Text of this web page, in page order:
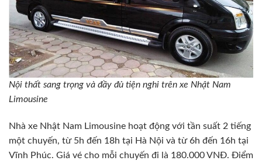
Nội thất sang trọng và đầy đủ tiện nghi trên xe Nhật Nam
Limousine
Nhà xe Nhật Nam Limousine hoạt động với tần suất 2 tiếng
một chuyến, từ 5h đến 18h tại Hà Nội và từ 6h đến 16h tại
Vĩnh Phúc. Giá vé cho mỗi chuyến đi là 180.000 VNĐ. Điểm